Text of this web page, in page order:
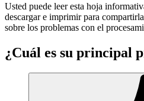
Usted puede leer esta hoja
descargar e imprimir para
sobre los problemas con el
¿Cuál es su principal